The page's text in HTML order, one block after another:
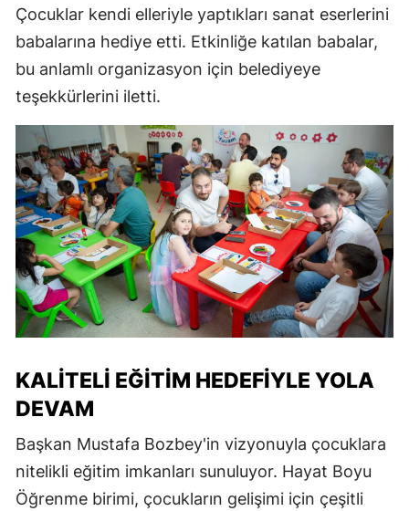
Çocuklar kendi elleriyle yaptıkları sanat eserlerini
babalarına hediye etti. Etkinliğe katılan babalar,
bu anlamlı organizasyon için belediyeye
teşekkürlerini iletti.
KALITELI EĞITIM HEDEFIYLE YOLA
DEVAM
Başkan Mustafa Bozbey'in vizyonuyla çocuklara
nitelikli eğitim imkanları sunuluyor. Hayat Boyu
Öğrenme birimi, çocukların gelişimi için çeşitli